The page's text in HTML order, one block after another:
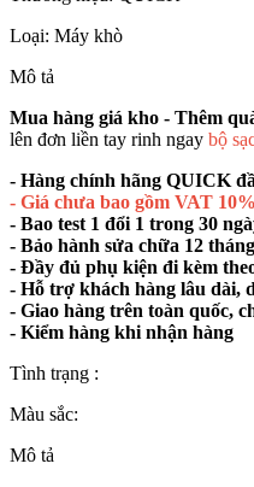
Loại: Máy khò
Mô tả
Mua hàng giá kho - Thêm
lên đơn liền tay rinh ngay bộ
- Hàng chính hãng QUICK
- Giá chưa bao gồm VAT 10%
- Bao test 1 đổi 1 trong 30
- Bảo hành sửa chữa 12
- Đầy đủ phụ kiện đi kèm
- Hỗ trợ khách hàng lâu dài,
- Giao hàng trên toàn quốc,
- Kiểm hàng khi nhận hàng
Tình trạng :
Màu sắc:
Mô tả